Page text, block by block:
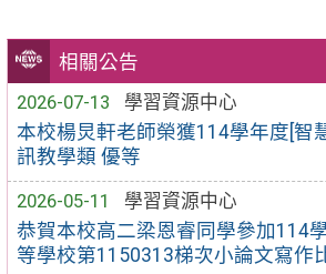
相關公告
2026-07-13
學習資源中心
本校楊炅軒老師榮獲114學年度[智
訊教學類 優等
2026-05-11
學習資源中心
恭賀本校高二梁恩睿同學參加114
等學校第1150313梯次小論文寫作